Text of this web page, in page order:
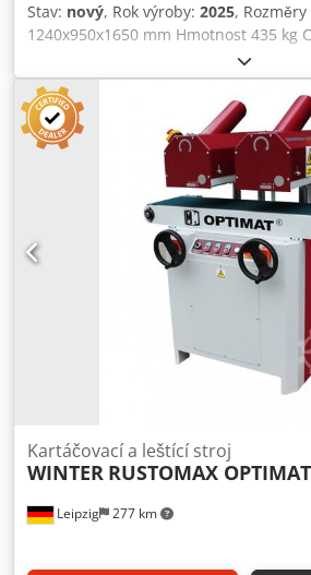
Stav: nový, Rok výroby: 2025,
1240x950x1650 mm Hmotnost 435 kg
kW Kartáčovací stroj RUSTOMAX 300
šířka 300 mm - Pracovní výška max.
délka 1100 mm - Průměr kartáče 190
1500 ot./min. - Průměr otvoru kartáče
kartáčové jednotky včetně kartáče -
plynule nastavitelná až do 10 m/min. -
mm - Průměr sací trysky 2 x 120 mm -
jednotky 2 x 2,2 KW - Výkon motoru
4,65 kW - Napětí 400 V/ 50 Hz - včetně
strukturování tvrdého a měkkého
výšky mm = pomocí ručního kolečka -
přítlačný válec - Napnutí obrobku V=
435 kg Dkodjv A Hdcopfx Albor
Leipzig 277 km
Kartáčovací a leštící stroj
WINTER RUSTOMAX